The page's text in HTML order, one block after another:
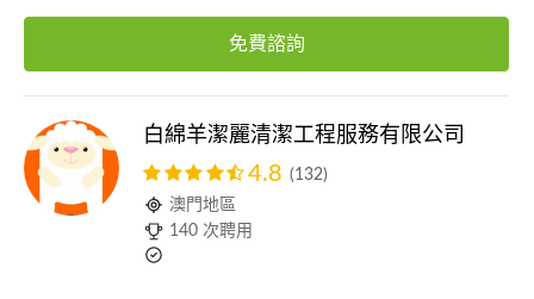
免費諮詢
白綿羊潔麗清潔工程服務有限公司
4.8 (132)
澳門地區
140 次聘用